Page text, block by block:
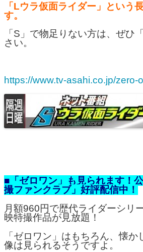
「Lウラ仮面ライダー」という
す。
「S」で物足りない方は、ぜひ
さい。
https://www.tv-asahi.co.jp/zero-
■「ゼロワン」も見られます！
撮ファンクラブ」好評配信中！
月額960円で歴代ライダーシリ
映特撮作品が見放題！
「ゼロワン」はもちろん、懐
像は見られるそうですよ。